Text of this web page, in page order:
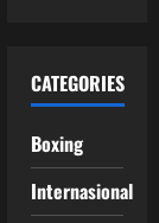
CATEGORIES
Boxing
Internasional